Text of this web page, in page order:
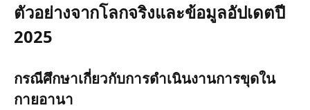
ตัวอย่างจากโลกจริงและข้อมูลอัปเดตปี
2025
กรณีศึกษาเกี่ยวกับการดำเนินงานการขุดใน
กายอานา